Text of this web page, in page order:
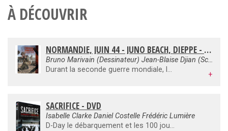
À DÉCOUVRIR
NORMANDIE, JUIN 44 - JUNO BEACH, DIEPPE - BD
Bruno Marivain (Dessinateur) Jean-Blaise Djian (Scénario)
Durant la seconde guerre mondiale, le Canada a payé un lourd tribut lors de la libération de l'Europe : En août 1942, par manque de repères, le débarquement de Dieppe, appelé "Opération Jubilée", se solda par un cuisant échec et d'énormes pertes. Mais finalement, il s'avéra plein d'enseignements puisqu'il permit à l'Etatmajor allié d'en préparer un autre : l' "Opération Neptune" du "plan Overlord" qui, lui, allait être décisif... Ce 6 juin 1944, les soldats canadiens débarquèrent sur les sables de Juno Beach. Pour eux, plus rien ne serait jamais comme avant. Et pourtant. Presque tous ces jeunes gars étaient des volontaires !
+
SACRIFICE - DVD
Isabelle Clarke Daniel Costelle Frédéric Lumière
D-Day le débarquement et les 100 jours qui ont suivis. Après Apocalypse, Isabelle Clarke et Daniel Costelle s'attaquent au Débarquement. Les images sont une nouvelle fois colorisées et bruitées ce qui intensifie la violence des combats. C'est vraiment très intéressant de redécouvrir en image l'une des plus grandes opérations militaires de tous les temps.